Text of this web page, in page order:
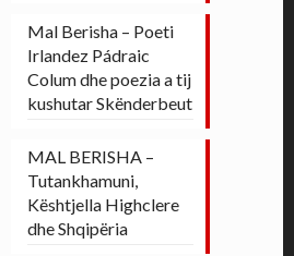
Mal Berisha – Poeti
Irlandez Pádraic
Colum dhe poezia a tij
kushutar Skënderbeut
MAL BERISHA –
Tutankhamuni,
Kështjella Highclere
dhe Shqipëria